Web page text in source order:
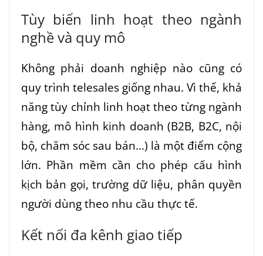
Tùy biến linh hoạt theo ngành
nghề và quy mô
Không phải doanh nghiệp nào cũng có
quy trình telesales giống nhau. Vì thế, khả
năng tùy chỉnh linh hoạt theo từng ngành
hàng, mô hình kinh doanh (B2B, B2C, nội
bộ, chăm sóc sau bán…) là một điểm cộng
lớn. Phần mềm cần cho phép cấu hình
kịch bản gọi, trường dữ liệu, phân quyền
người dùng theo nhu cầu thực tế.
Kết nối đa kênh giao tiếp